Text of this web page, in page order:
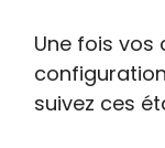
Une fois vos
suivez ces